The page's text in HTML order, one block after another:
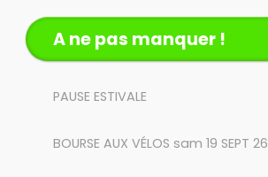
A ne pas manquer !
PAUSE ESTIVALE
BOURSE AUX VÉLOS sam 19 SEPT 26